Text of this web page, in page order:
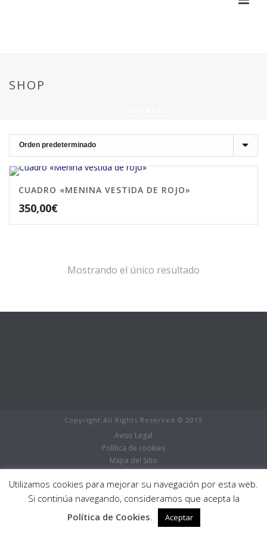
SHOP
CUADRO «MENINA VESTIDA DE ROJO»
350,00€
Mostrando el único resultado
Copyright All Rights Reserved © 2015
Aviso Legal
Política de cookies
Mapa del Sitio
Store
0
Utilizamos cookies para mejorar su navegación por esta web.
Si continúa navegando, consideramos que acepta la
Política de Cookies. Aceptar